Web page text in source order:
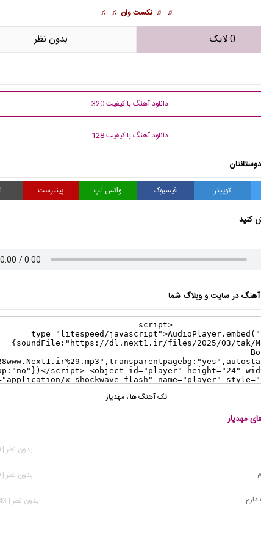
♫ ♫ نکست وان ♫ ♫
0 لایک بدون نظر
دانلود آهنگ با کیفیت 320
دانلود آهنگ با کیفیت 128
توییتر فیسبوک واتس آپ پینترست
کنید
در سایت و وبلاگ شما
تک آهنگ ها، مهدیار
مهدیار
بدون نظر | 220 بازدید
بدون نظر | 759 بازدید
بدون نظر | 3,143 بازدید